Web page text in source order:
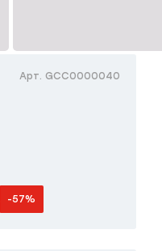
Арт. GCC0000040
-57%